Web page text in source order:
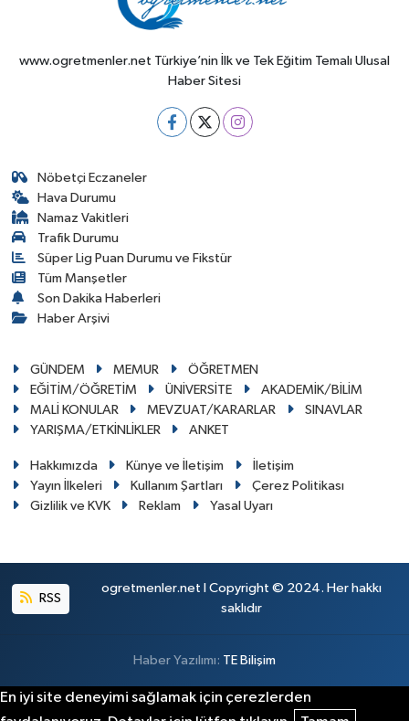
www.ogretmenler.net Türkiye’nin İlk ve Tek Eğitim Temalı Ulusal
Haber Sitesi
Nöbetçi Eczaneler
Hava Durumu
Namaz Vakitleri
Trafik Durumu
Süper Lig Puan Durumu ve Fikstür
Tüm Manşetler
Son Dakika Haberleri
Haber Arşivi
GÜNDEM MEMUR
ÖĞRETMEN
EĞİTİM/ÖĞRETİM
ÜNİVERSİTE
AKADEMİK/BİLİM
MALİ KONULAR
MEVZUAT/KARARLAR
SINAVLAR
YARIŞMA/ETKİNLİKLER
ANKET
Hakkımızda Künye ve İletişim
İletişim
Yayın İlkeleri
Kullanım Şartları
Çerez Politikası
Gizlilik ve KVK
Reklam Yasal Uyarı
RSS
ogretmenler.net I Copyright © 2024. Her hakkı
saklıdır
Haber Yazılımı: TE Bilişim
En iyi site deneyimi sağlamak için çerezlerden